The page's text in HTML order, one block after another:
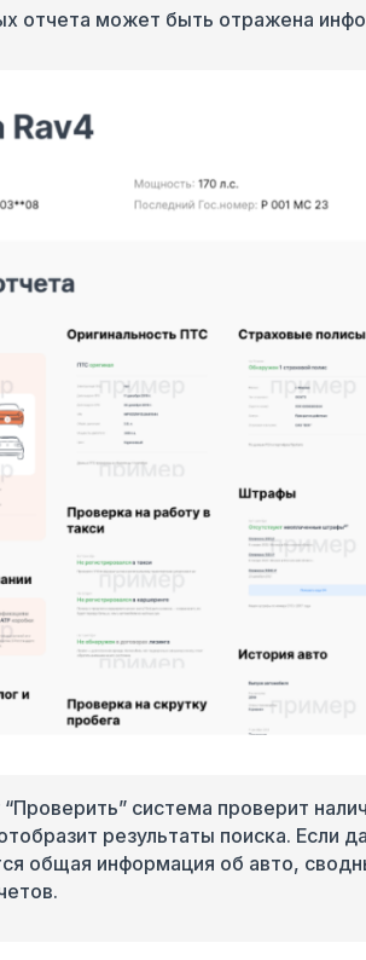
отчета может быть отражена
система проверит
результаты поиска. Если
общая информация об авто,